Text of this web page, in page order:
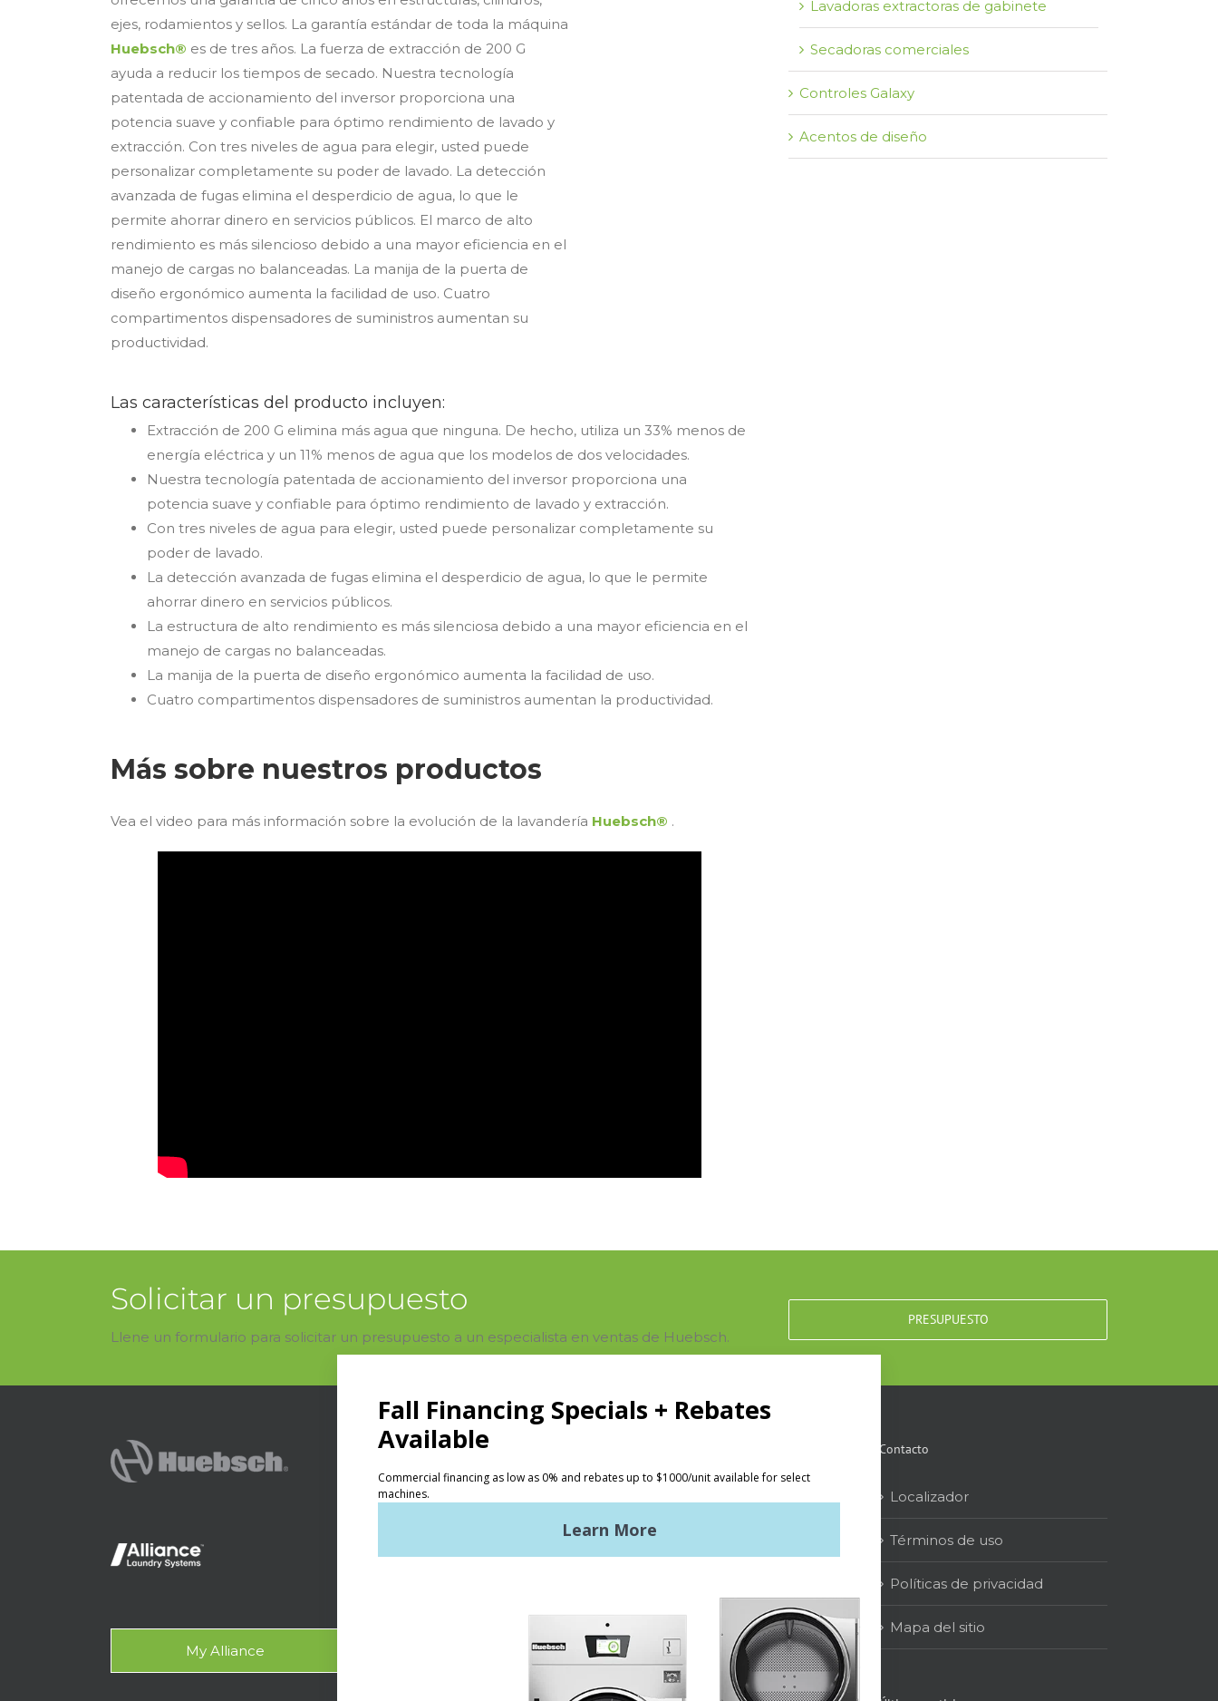
ejes, rodamientos y sellos. La garantía estándar de toda la máquina
Huebsch® es de tres años. La fuerza de extracción de 200 G
ayuda a reducir los tiempos de secado. Nuestra tecnología
patentada de accionamiento del inversor proporciona una
potencia suave y confiable para óptimo rendimiento de lavado y
extracción. Con tres niveles de agua para elegir, usted puede
personalizar completamente su poder de lavado. La detección
avanzada de fugas elimina el desperdicio de agua, lo que le
permite ahorrar dinero en servicios públicos. El marco de alto
rendimiento es más silencioso debido a una mayor eficiencia en el
manejo de cargas no balanceadas. La manija de la puerta de
diseño ergonómico aumenta la facilidad de uso. Cuatro
compartimentos dispensadores de suministros aumentan su
productividad.
Las características del producto incluyen:
Extracción de 200 G elimina más agua que ninguna. De hecho, utiliza un 33% menos de
energía eléctrica y un 11% menos de agua que los modelos de dos velocidades.
Nuestra tecnología patentada de accionamiento del inversor proporciona una
potencia suave y confiable para óptimo rendimiento de lavado y extracción.
Con tres niveles de agua para elegir, usted puede personalizar completamente su
poder de lavado.
La detección avanzada de fugas elimina el desperdicio de agua, lo que le permite
ahorrar dinero en servicios públicos.
La estructura de alto rendimiento es más silenciosa debido a una mayor eficiencia en el
manejo de cargas no balanceadas.
La manija de la puerta de diseño ergonómico aumenta la facilidad de uso.
Cuatro compartimentos dispensadores de suministros aumentan la productividad.
Más sobre nuestros productos
Vea el video para más información sobre la evolución de la lavandería Huebsch® .
Lavadoras extractoras de gabinete
Secadoras comerciales
Controles Galaxy
Acentos de diseño
Solicitar un presupuesto
Llene un formulario para solicitar un presupuesto a un especialista en ventas de Huebsch.
PRESUPUESTO
My Alliance
Productos
Lavandería comercial
Lavandería comercial ligera Primeros pasos
Servicio clásico
Contacto
Localizador
Términos de uso
Políticas de privacidad
Mapa del sitio